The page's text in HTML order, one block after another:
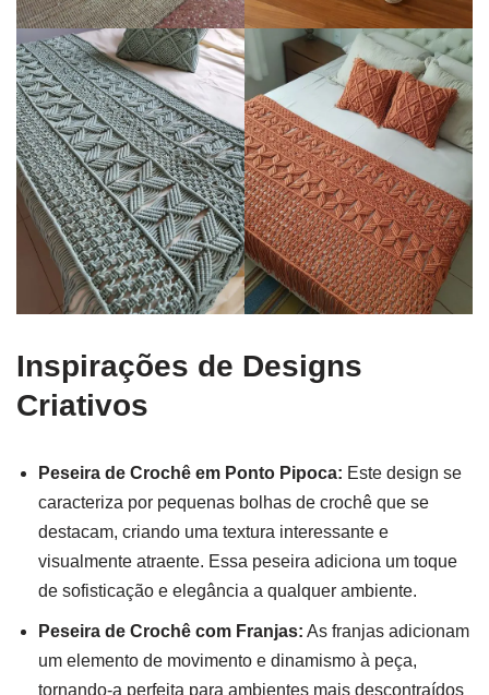
Inspirações de Designs
Criativos
Peseira de Crochê em Ponto Pipoca: Este design se
caracteriza por pequenas bolhas de crochê que se
destacam, criando uma textura interessante e
visualmente atraente. Essa peseira adiciona um toque
de sofisticação e elegância a qualquer ambiente.
Peseira de Crochê com Franjas: As franjas adicionam
um elemento de movimento e dinamismo à peça,
tornando-a perfeita para ambientes mais descontraídos